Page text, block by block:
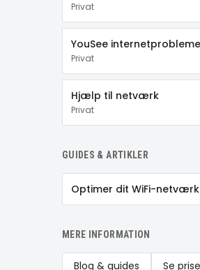
Privat
YouSee
Privat
Hjælp til netværk
Privat
GUIDES & ARTIKLER
Optimer dit WiFi-netværk
MERE INFORMATION
Blog & guides Se